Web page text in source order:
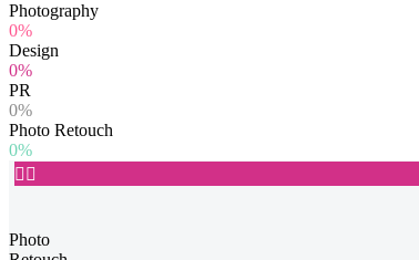
Photography
0%
Design
0%
PR
0%
Photo Retouch
0%
 
Photo